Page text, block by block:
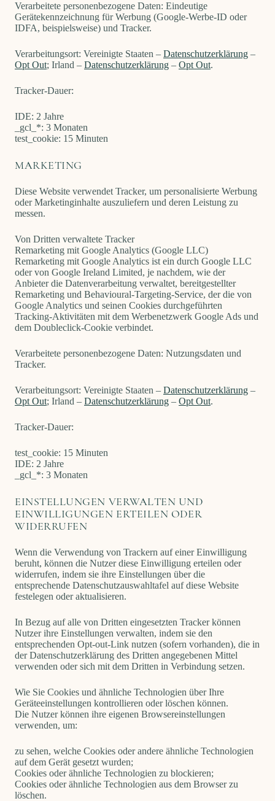
Verarbeitete personenbezogene Daten: Eindeutige
Gerätekennzeichnung für Werbung (Google-Werbe-ID oder
IDFA, beispielsweise) und Tracker.
Verarbeitungsort: Vereinigte Staaten – Datenschutzerklärung –
Opt Out; Irland – Datenschutzerklärung – Opt Out.
Tracker-Dauer:
IDE: 2 Jahre
_gcl_*: 3 Monaten
test_cookie: 15 Minuten
MARKETING
Diese Website verwendet Tracker, um personalisierte Werbung
oder Marketinginhalte auszuliefern und deren Leistung zu
messen.
Von Dritten verwaltete Tracker
Remarketing mit Google Analytics (Google LLC)
Remarketing mit Google Analytics ist ein durch Google LLC
oder von Google Ireland Limited, je nachdem, wie der
Anbieter die Datenverarbeitung verwaltet, bereitgestellter
Remarketing und Behavioural-Targeting-Service, der die von
Google Analytics und seinen Cookies durchgeführten
Tracking-Aktivitäten mit dem Werbenetzwerk Google Ads und
dem Doubleclick-Cookie verbindet.
Verarbeitete personenbezogene Daten: Nutzungsdaten und
Tracker.
Verarbeitungsort: Vereinigte Staaten – Datenschutzerklärung –
Opt Out; Irland – Datenschutzerklärung – Opt Out.
Tracker-Dauer:
test_cookie: 15 Minuten
IDE: 2 Jahre
_gcl_*: 3 Monaten
EINSTELLUNGEN VERWALTEN UND
EINWILLIGUNGEN ERTEILEN ODER
WIDERRUFEN
Wenn die Verwendung von Trackern auf einer Einwilligung
beruht, können die Nutzer diese Einwilligung erteilen oder
widerrufen, indem sie ihre Einstellungen über die
entsprechende Datenschutzauswahltafel auf diese Website
festelegen oder aktualisieren.
In Bezug auf alle von Dritten eingesetzten Tracker können
Nutzer ihre Einstellungen verwalten, indem sie den
entsprechenden Opt-out-Link nutzen (sofern vorhanden), die in
der Datenschutzerklärung des Dritten angegebenen Mittel
verwenden oder sich mit dem Dritten in Verbindung setzen.
Wie Sie Cookies und ähnliche Technologien über Ihre
Geräteeinstellungen kontrollieren oder löschen können.
Die Nutzer können ihre eigenen Browsereinstellungen
verwenden, um:
zu sehen, welche Cookies oder andere ähnliche Technologien
auf dem Gerät gesetzt wurden;
Cookies oder ähnliche Technologien zu blockieren;
Cookies oder ähnliche Technologien aus dem Browser zu
löschen.